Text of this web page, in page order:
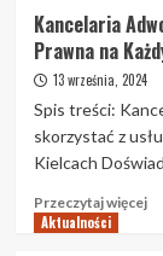
na
z
Kancelaria
Prawna na
13 września, 2024
Spis treści:
skorzystać z
Kielcach
Przeczytaj więcej
Aktualności